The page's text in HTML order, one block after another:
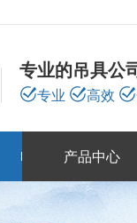
专业的吊具公
专业 高效
产品中心